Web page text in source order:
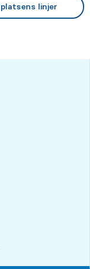
linjer